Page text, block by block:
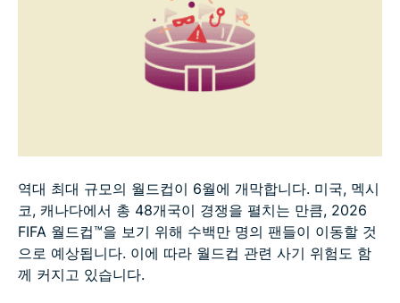
역대 최대 규모의 월드컵이 6월에 개막합니다. 미국, 멕시
코, 캐나다에서 총 48개국이 경쟁을 펼치는 만큼, 2026
FIFA 월드컵™을 보기 위해 수백만 명의 팬들이 이동할 것
으로 예상됩니다. 이에 따라 월드컵 관련 사기 위험도 함
께 커지고 있습니다.